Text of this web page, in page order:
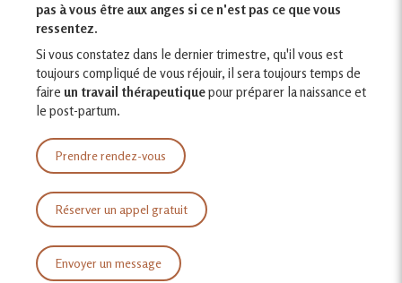
pas à vous être aux anges si ce n'est pas ce que vous
ressentez.
Si vous constatez dans le dernier trimestre, qu'il vous est
toujours compliqué de vous réjouir, il sera toujours temps de
faire un travail thérapeutiquepour préparer la naissance et
le post-partum.
Prendre rendez-vous
Réserver un appel gratuit
Envoyer un message